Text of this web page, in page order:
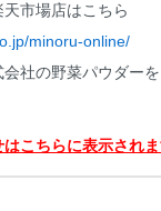
市場店はこちら
minoru-online/
社の野菜パウダー
こちらに表示されま